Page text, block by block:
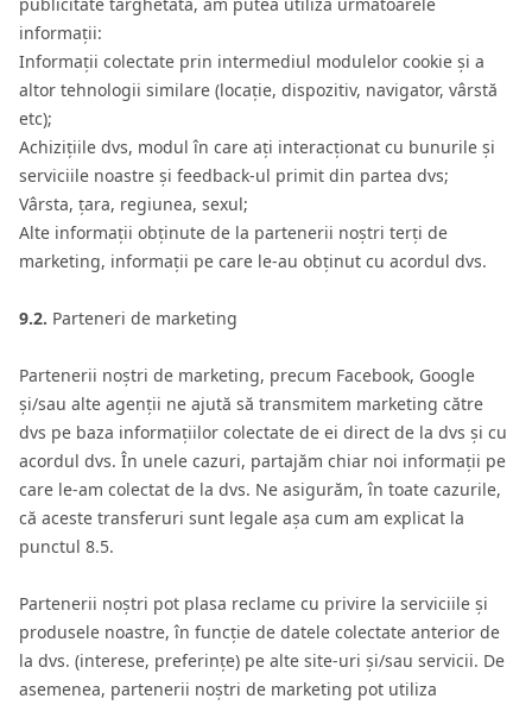
informații:
Informații colectate prin intermediul modulelor cookie și a
altor tehnologii similare (locație, dispozitiv, navigator, vârstă
etc);
Achizițiile dvs, modul în care ați interacționat cu bunurile și
serviciile noastre și feedback-ul primit din partea dvs;
Vârsta, țara, regiunea, sexul;
Alte informații obținute de la partenerii noștri terți de
marketing, informații pe care le-au obținut cu acordul dvs.
9.2. Parteneri de marketing
Partenerii noștri de marketing, precum Facebook, Google
și/sau alte agenții ne ajută să transmitem marketing către
dvs pe baza informațiilor colectate de ei direct de la dvs și cu
acordul dvs. În unele cazuri, partajăm chiar noi informații pe
care le-am colectat de la dvs. Ne asigurăm, în toate cazurile,
că aceste transferuri sunt legale așa cum am explicat la
punctul 8.5.
Partenerii noștri pot plasa reclame cu privire la serviciile și
produsele noastre, în funcție de datele colectate anterior de
la dvs. (interese, preferințe) pe alte site-uri și/sau servicii. De
asemenea, partenerii noștri de marketing pot utiliza